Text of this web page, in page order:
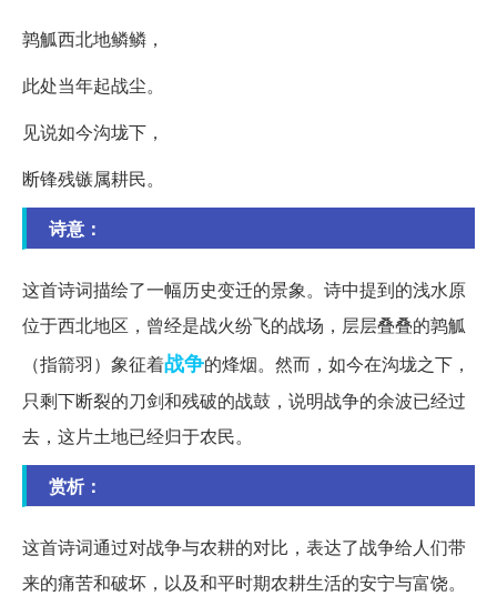
鹑觚西北地鳞鳞，
此处当年起战尘。
见说如今沟垅下，
断锋残镞属耕民。
诗意：
这首诗词描绘了一幅历史变迁的景象。诗中提到的浅水原
位于西北地区，曾经是战火纷飞的战场，层层叠叠的鹑觚
（指箭羽）象征着战争的烽烟。然而，如今在沟垅之下，
只剩下断裂的刀剑和残破的战鼓，说明战争的余波已经过
去，这片土地已经归于农民。
赏析：
这首诗词通过对战争与农耕的对比，表达了战争给人们带
来的痛苦和破坏，以及和平时期农耕生活的安宁与富饶。